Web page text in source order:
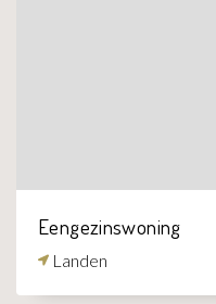
Eengezinswoning
Landen